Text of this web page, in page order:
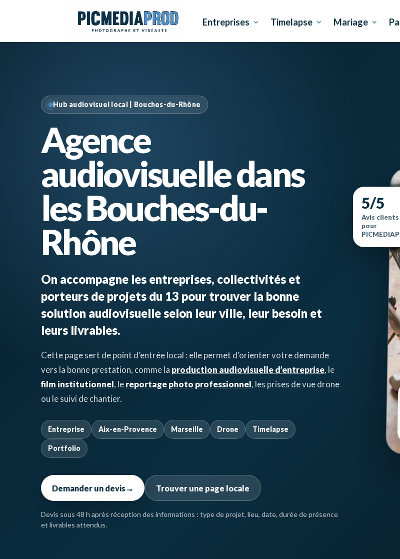
Entreprises Timelapse Mariage
Hub audiovisuel local | Bouches-du-Rhône
Agence
audiovisuelle dans
les Bouches-du-
Rhône
On accompagne les entreprises, collectivités et
porteurs de projets du 13 pour trouver la bonne
solution audiovisuelle selon leur ville, leur besoin et
leurs livrables.
Cette page sert de point d’entrée local : elle permet d’orienter votre demande
vers la bonne prestation, comme la production audiovisuelle d’entreprise, le
film institutionnel, lereportage photo professionnel, les prises de vue drone
ou le suivi de chantier.
Entreprise Aix-en-Provence Marseille Drone Timelapse
Portfolio
Demander un devis → Trouver une page locale
Devis sous 48 h après réception des informations : type de projet, lieu, date, durée de présence
et livrables attendus.
5/5
Avis
pour